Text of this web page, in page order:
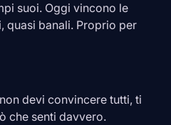
suoi. Oggi vincono le
quasi banali. Proprio per
non devi convincere tutti, ti
che senti davvero.